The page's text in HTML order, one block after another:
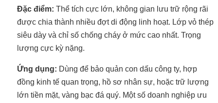
Đặc điểm: Thể tích cực lớn, không gian lưu trữ rộng rãi
được chia thành nhiều đợt di động linh hoạt. Lớp vỏ thép
siêu dày và chỉ số chống cháy ở mức cao nhất. Trọng
lượng cực kỳ nặng.
Ứng dụng: Dùng để bảo quản con dấu công ty, hợp
đồng kinh tế quan trọng, hồ sơ nhân sự, hoặc trữ lượng
lớn tiền mặt, vàng bạc đá quý. Một số doanh nghiệp ưu